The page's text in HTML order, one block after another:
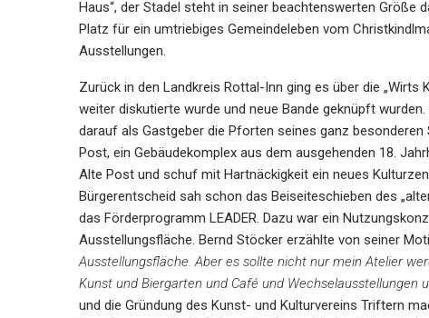
Haus“, der Stadel steht in seiner beachtenswerten
Platz für ein umtriebiges Gemeindeleben vom
Ausstellungen.
Zurück in den Landkreis Rottal-Inn ging es über die
weiter diskutierte wurde und neue Bande geknüpft
darauf als Gastgeber die Pforten seines ganz
Post, ein Gebäudekomplex aus dem ausgehenden 18.
Alte Post und schuf mit Hartnäckigkeit ein neues
Bürgerentscheid sah schon das Beiseiteschieben des
das Förderprogramm LEADER. Dazu war ein
Ausstellungsfläche. Bernd Stöcker erzählte von seiner
Ausstellungsfläche. Aber es sollte nicht nur mein Atelier
Kunst und Biergarten und Café und Wechselausstellungen
und die Gründung des Kunst- und Kulturvereins Triftern